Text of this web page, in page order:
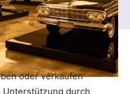
oder verkaufen
durch